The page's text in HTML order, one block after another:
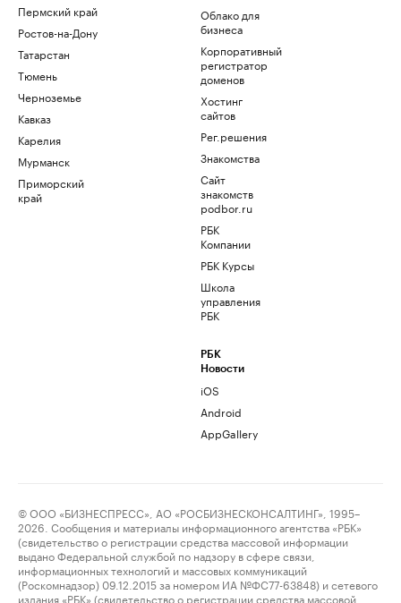
Пермский край
Ростов-на-Дону
Татарстан
Тюмень
Черноземье
Кавказ
Карелия
Мурманск
Приморский
край
Облако для
бизнеса
Корпоративный
регистратор
доменов
Хостинг
сайтов
Рег.решения
Знакомства
Сайт
знакомств
podbor.ru
РБК
Компании
РБК Курсы
Школа
управления
РБК
РБК
Новости
iOS
Android
AppGallery
© ООО «БИЗНЕСПРЕСС», АО «РОСБИЗНЕСКОНСАЛТИНГ», 1995–
2026. Сообщения и материалы информационного агентства «РБК»
(свидетельство о регистрации средства массовой информации
выдано Федеральной службой по надзору в сфере связи,
информационных технологий и массовых коммуникаций
(Роскомнадзор) 09.12.2015 за номером ИА №ФС77-63848) и сетевого
издания «РБК» (свидетельство о регистрации средства массовой